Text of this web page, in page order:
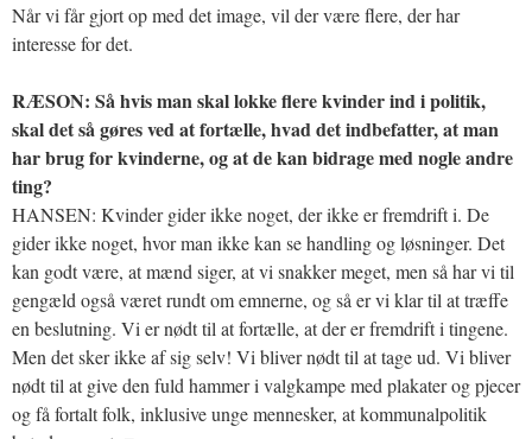
Når vi får gjort op med det image, vil der være flere, der har
interesse for det.
RÆSON: Så hvis man skal lokke flere kvinder ind i politik,
skal det så gøres ved at fortælle, hvad det indbefatter, at man
har brug for kvinderne, og at de kan bidrage med nogle andre
ting?
HANSEN: Kvinder gider ikke noget, der ikke er fremdrift i. De
gider ikke noget, hvor man ikke kan se handling og løsninger. Det
kan godt være, at mænd siger, at vi snakker meget, men så har vi til
gengæld også været rundt om emnerne, og så er vi klar til at træffe
en beslutning. Vi er nødt til at fortælle, at der er fremdrift i tingene.
Men det sker ikke af sig selv! Vi bliver nødt til at tage ud. Vi bliver
nødt til at give den fuld hammer i valgkampe med plakater og pjecer
og få fortalt folk, inklusive unge mennesker, at kommunalpolitik